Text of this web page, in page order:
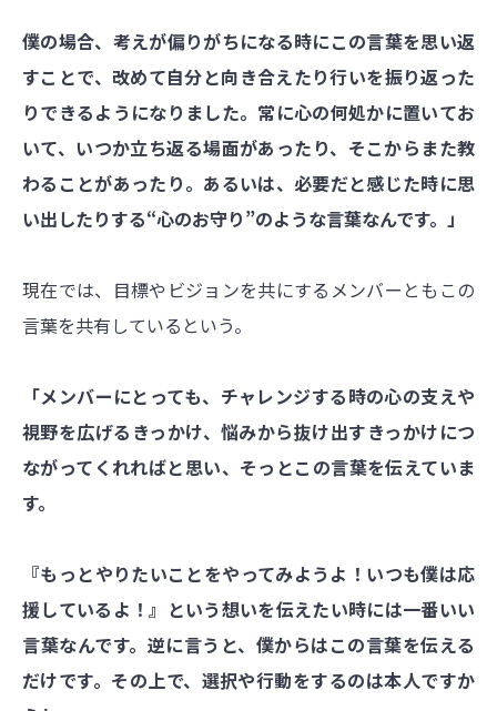
僕の場合、考えが偏りがちになる時にこの言葉を思い返
すことで、改めて自分と向き合えたり行いを振り返った
りできるようになりました。常に心の何処かに置いてお
いて、いつか立ち返る場面があったり、そこからまた教
わることがあったり。あるいは、必要だと感じた時に思
い出したりする“心のお守り”のような言葉なんです。」
現在では、目標やビジョンを共にするメンバーともこの
言葉を共有しているという。
「メンバーにとっても、チャレンジする時の心の支えや
視野を広げるきっかけ、悩みから抜け出すきっかけにつ
ながってくれればと思い、そっとこの言葉を伝えていま
す。
『もっとやりたいことをやってみようよ！いつも僕は応
援しているよ！』という想いを伝えたい時には一番いい
言葉なんです。逆に言うと、僕からはこの言葉を伝える
だけです。その上で、選択や行動をするのは本人ですか